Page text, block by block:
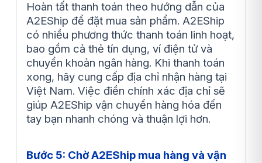
Hoàn tất thanh toán theo hướng dẫn của
A2EShip để đặt mua sản phẩm. A2EShip
có nhiều phương thức thanh toán linh hoạt,
bao gồm cả thẻ tín dụng, ví điện tử và
chuyển khoản ngân hàng. Khi thanh toán
xong, hãy cung cấp địa chỉ nhận hàng tại
Việt Nam. Việc điền chính xác địa chỉ sẽ
giúp A2EShip vận chuyển hàng hóa đến
tay bạn nhanh chóng và thuận lợi hơn.
Bước 5: Chờ A2EShip mua hàng và vận